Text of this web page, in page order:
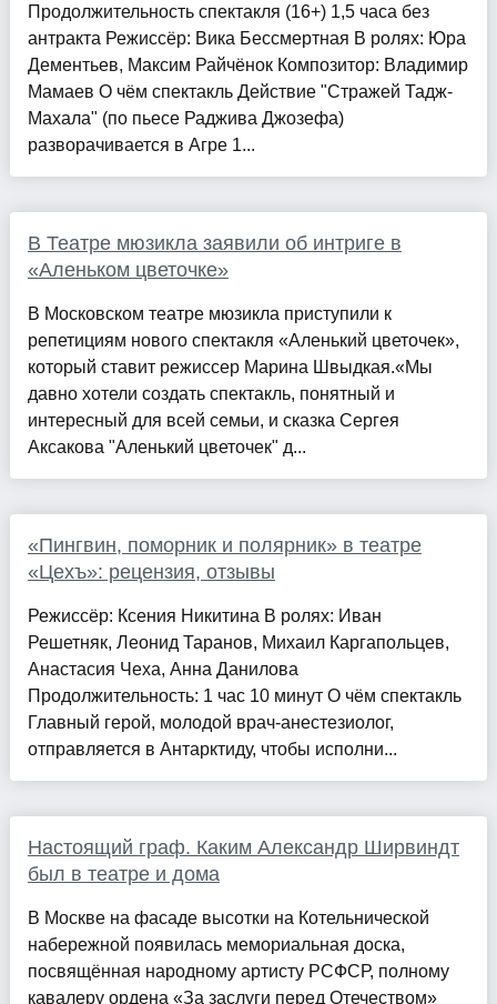
Продолжительность спектакля (16+) 1,5 часа без
антракта Режиссёр: Вика Бессмертная В ролях: Юра
Дементьев, Максим Райчёнок Композитор: Владимир
Мамаев О чём спектакль Действие "Стражей Тадж-
Махала" (по пьесе Раджива Джозефа)
разворачивается в Агре 1...
В Театре мюзикла заявили об интриге в
«Аленьком цветочке»
В Московском театре мюзикла приступили к
репетициям нового спектакля «Аленький цветочек»,
который ставит режиссер Марина Швыдкая.«Мы
давно хотели создать спектакль, понятный и
интересный для всей семьи, и сказка Сергея
Аксакова "Аленький цветочек" д...
«Пингвин, поморник и полярник» в театре
«Цехъ»: рецензия, отзывы
Режиссёр: Ксения Никитина В ролях: Иван
Решетняк, Леонид Таранов, Михаил Каргапольцев,
Анастасия Чеха, Анна Данилова
Продолжительность: 1 час 10 минут О чём спектакль
Главный герой, молодой врач-анестезиолог,
отправляется в Антарктиду, чтобы исполни...
Настоящий граф. Каким Александр Ширвиндт
был в театре и дома
В Москве на фасаде высотки на Котельнической
набережной появилась мемориальная доска,
посвящённая народному артисту РСФСР, полному
кавалеру ордена «За заслуги перед Отечеством»